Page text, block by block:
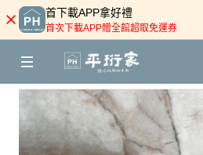
首下載APP拿好禮
首次下載APP贈全館超取免運券